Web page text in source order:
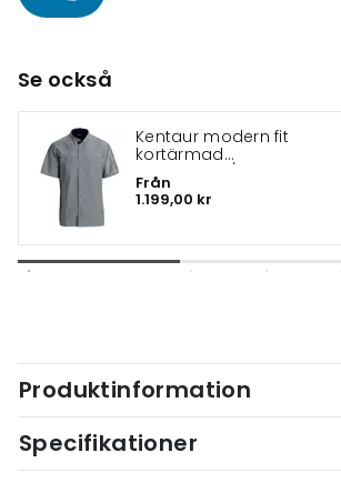
Se också
Kentaur modern fit
kortärmad
kockskjorta/serviceskjorta
Från
1.199,00 kr
Produktinformation
Specifikationer